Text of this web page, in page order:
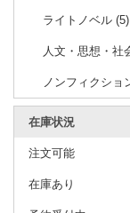
ライトノベル (5)
人文・思想・社
ノンフィクショ
在庫状況
注文可能
在庫あり